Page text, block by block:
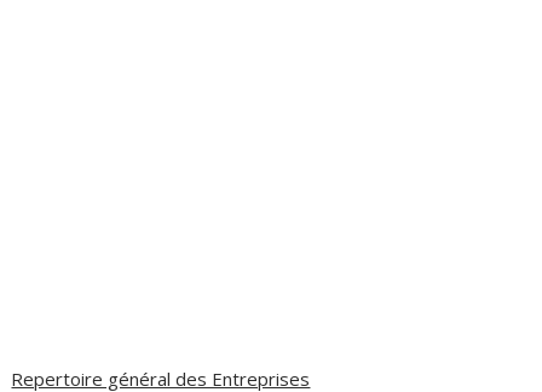
Repertoire général des Entreprises